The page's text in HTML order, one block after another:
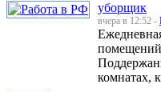
уборщик
вчера в 12:52 -
комнатах,